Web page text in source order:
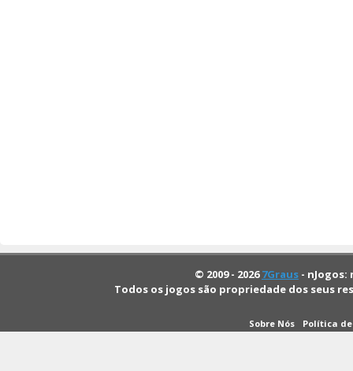
© 2009 - 20267Graus -
Todos os jogos são propriedade dos seus
Sobre Nós Política